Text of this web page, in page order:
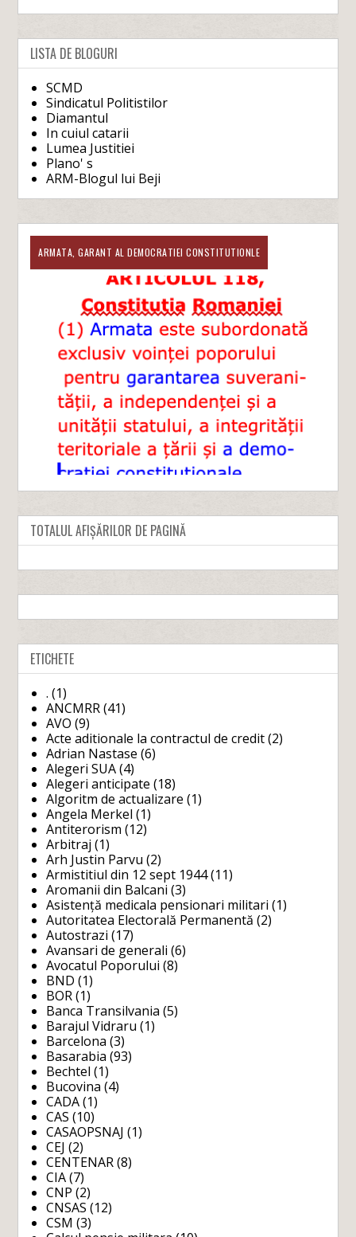
LISTA DE BLOGURI
SCMD
Sindicatul Politistilor
Diamantul
In cuiul catarii
Lumea Justitiei
Plano' s
ARM-Blogul lui Beji
ARMATA, GARANT AL DEMOCRATIEI CONSTITUTIONLE
TOTALUL AFIȘĂRILOR DE PAGINĂ
ETICHETE
. (1)
ANCMRR (41)
AVO (9)
Acte aditionale la contractul de credit (2)
Adrian Nastase (6)
Alegeri SUA (4)
Alegeri anticipate (18)
Algoritm de actualizare (1)
Angela Merkel (1)
Antiterorism (12)
Arbitraj (1)
Arh Justin Parvu (2)
Armistitiul din 12 sept 1944(11)
Aromanii din Balcani (3)
Asistență medicala pensionari militari (1)
Autoritatea Electorală Permanentă (2)
Autostrazi (17)
Avansari de generali (6)
Avocatul Poporului (8)
BND (1)
BOR (1)
Banca Transilvania (5)
Barajul Vidraru (1)
Barcelona (3)
Basarabia (93)
Bechtel (1)
Bucovina (4)
CADA (1)
CAS (10)
CASAOPSNAJ (1)
CEJ (2)
CENTENAR (8)
CIA (7)
CNP (2)
CNSAS (12)
CSM (3)